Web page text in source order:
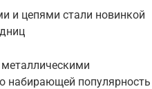
и цепями стали новинкой
набирающей популярность